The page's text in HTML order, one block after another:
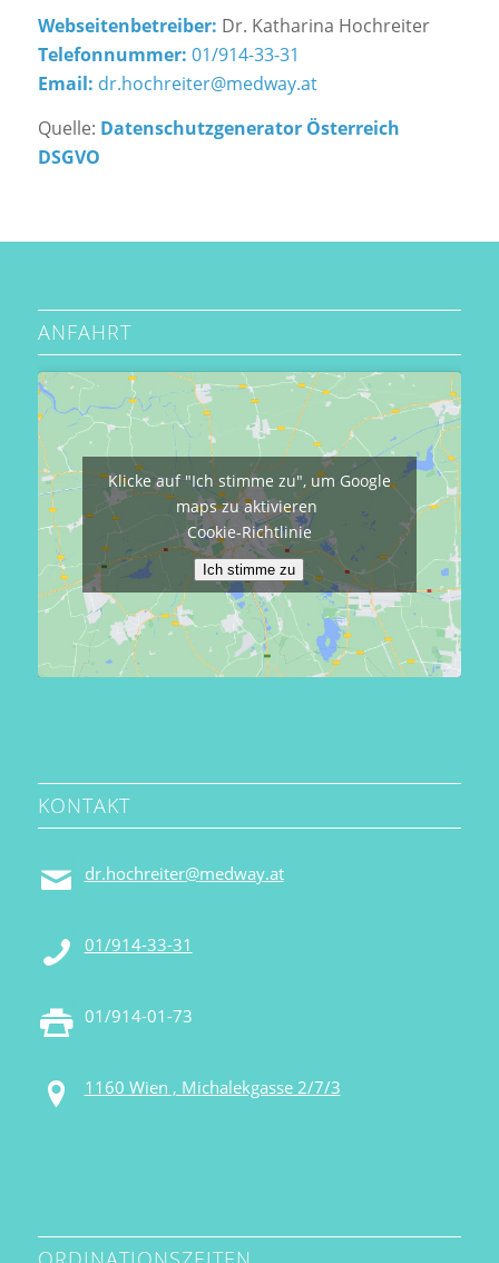
Webseitenbetreiber: Dr. Katharina Hochreiter
Telefonnummer: 01/914-33-31
Email: dr.hochreiter@medway.at
Quelle: Datenschutzgenerator Österreich
DSGVO
ANFAHRT
Klicke auf "Ich stimme zu", um Google
maps zu aktivieren
Cookie-Richtlinie
Ich stimme zu
KONTAKT
dr.hochreiter@medway.at
01/914-33-31
01/914-01-73
1160 Wien , Michalekgasse 2/7/3